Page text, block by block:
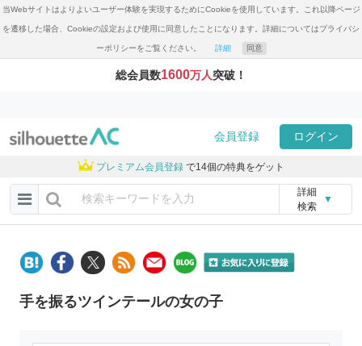
当Webサイトはよりよいユーザー体験を実現するためにCookieを使用しています。これ以降ページ
を遷移した場合、Cookieの設定および使用に同意したことになります。詳細についてはプライバシ
ーポリシーをご覧ください。 詳細 同意
総会員数1600万人突破！
会員登録 ログイン
プレミアム会員登録 で14個の特典をゲット
詳細
検索
▼
手を振るツインテールの女の子